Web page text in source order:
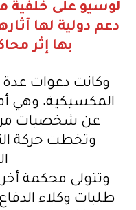
لوسيو على خلفية
دعم دولية لها
بها إثر
وكانت دعوات عدة
المكسيكية، وهي
عن شخصيات من
وتخطت حركة
وتتولى محكمة
طلبات وكلاء